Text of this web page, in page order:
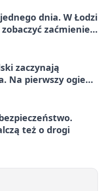
dnia. W Łodzi
zaćmienie i
zaczynają
Na pierwszy ogień
też o drogi